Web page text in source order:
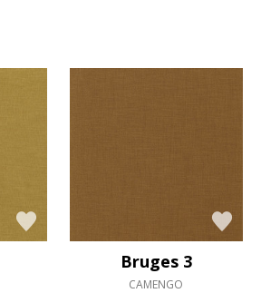
Bruges 3
CAMENGO